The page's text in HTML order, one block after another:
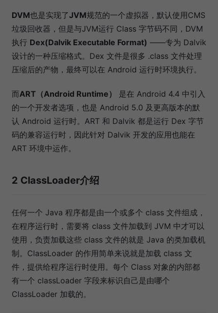
DVM也是实现了JVM规范的一个虚拟器，默认使用CMS
垃圾回收器，但是与JVM运行 Class 字节码不同，DVM
执行 Dex(Dalvik Executable Format) ——专为 Dalvik
设计的一种压缩格式。Dex 文件是很多 .class 文件处理
压缩后的产物，最终可以在 Android 运行时环境执行。
而ART（Android Runtime）
是在 Android 4.4 中引入
的一个开发者选项，也是 Android 5.0 及更高版本的默
认 Android 运行时。ART 和 Dalvik 都是运行 Dex 字节
码的兼容运行时，因此针对 Dalvik 开发的应用也能在
ART 环境中运作。
2 ClassLoader介绍
任何一个 Java 程序都是由一个或多个 class 文件组成，
在程序运行时，需要将 class 文件加载到 JVM 中才可以
使用，负责加载这些 class 文件的就是 Java 的类加载机
制。ClassLoader 的作用简单来说就是加载 class 文
件，提供给程序运行时使用。每个 Class 对象的内部都
有一个 classLoader 字段来标识自己是由哪个
ClassLoader 加载的。